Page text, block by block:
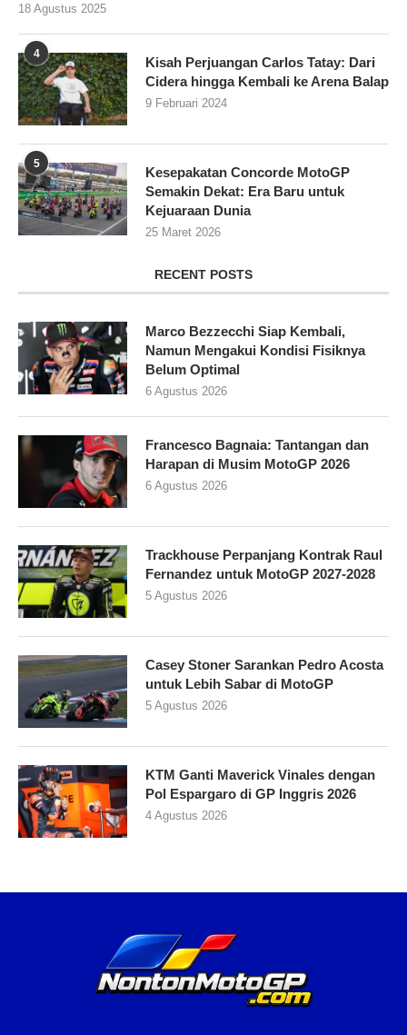
18 Agustus 2025
4
Kisah Perjuangan Carlos Tatay: Dari
Cidera hingga Kembali ke Arena Balap
9 Februari 2024
5
Kesepakatan Concorde MotoGP
Semakin Dekat: Era Baru untuk
Kejuaraan Dunia
25 Maret 2026
RECENT POSTS
Marco Bezzecchi Siap Kembali,
Namun Mengakui Kondisi Fisiknya
Belum Optimal
6 Agustus 2026
Francesco Bagnaia: Tantangan dan
Harapan di Musim MotoGP 2026
6 Agustus 2026
Trackhouse Perpanjang Kontrak Raul
Fernandez untuk MotoGP 2027-2028
5 Agustus 2026
Casey Stoner Sarankan Pedro Acosta
untuk Lebih Sabar di MotoGP
5 Agustus 2026
KTM Ganti Maverick Vinales dengan
Pol Espargaro di GP Inggris 2026
4 Agustus 2026